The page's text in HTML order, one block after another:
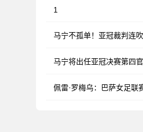
1
马宁不孤单！亚冠裁判连
马宁将出任亚冠决赛第四
佩雷·罗梅乌：巴萨女足联